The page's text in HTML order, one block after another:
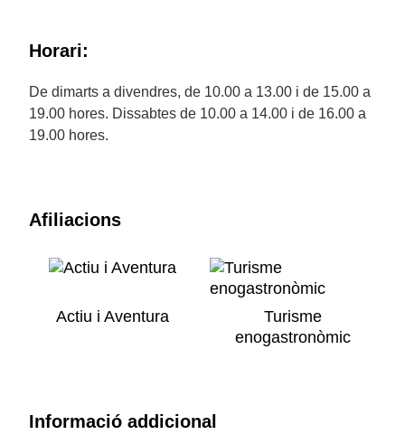
Horari:
De dimarts a divendres, de 10.00 a 13.00 i de 15.00 a
19.00 hores. Dissabtes de 10.00 a 14.00 i de 16.00 a
19.00 hores.
Afiliacions
Actiu i Aventura
Turisme
enogastronòmic
Informació addicional